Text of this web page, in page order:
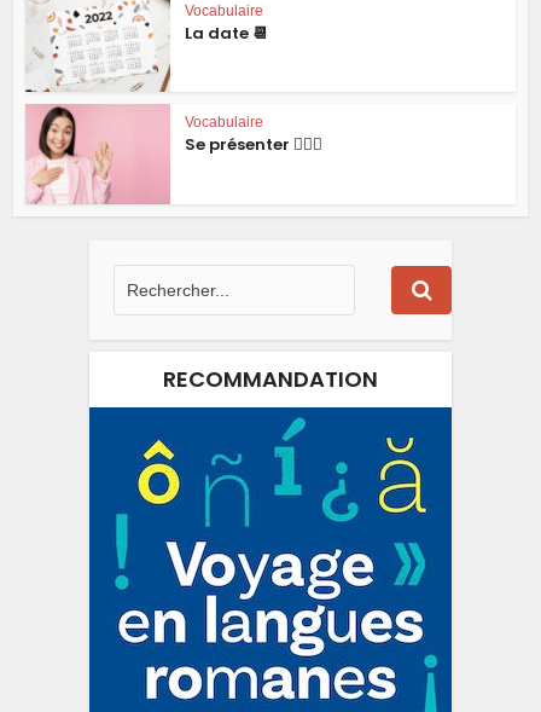
Vocabulaire
La date 📆
Vocabulaire
Se présenter 🙋🏻‍♂️
RECOMMANDATION